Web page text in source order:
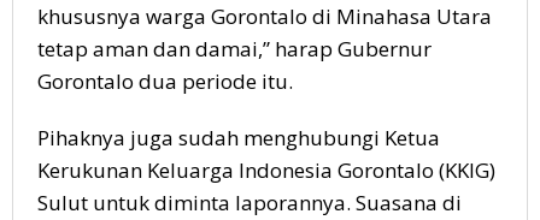
khususnya warga Gorontalo di Minahasa Utara
tetap aman dan damai,” harap Gubernur
Gorontalo dua periode itu.
Pihaknya juga sudah menghubungi Ketua
Kerukunan Keluarga Indonesia Gorontalo (KKIG)
Sulut untuk diminta laporannya. Suasana di